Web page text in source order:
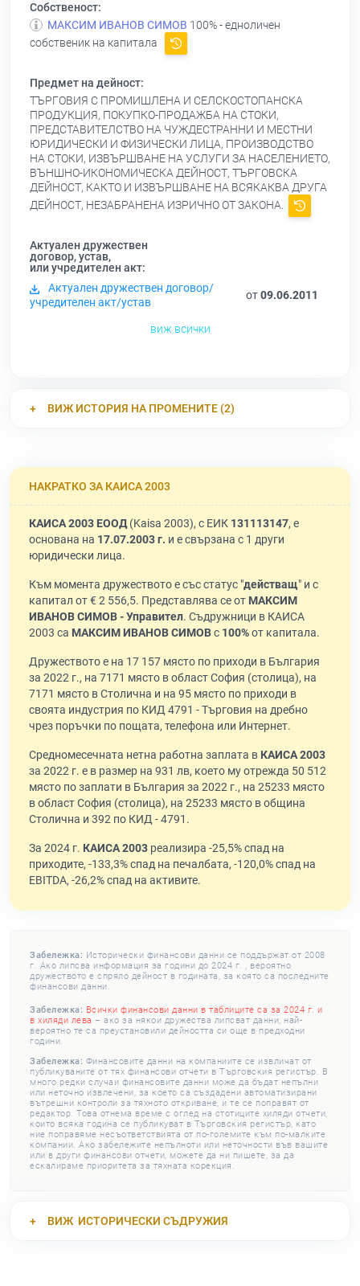
Собственост:
МАКСИМ ИВАНОВ СИМОВ 100% - едноличен
собственик на капитала
Предмет на дейност:
ТЪРГОВИЯ С ПРОМИШЛЕНА И СЕЛСКОСТОПАНСКА
ПРОДУКЦИЯ, ПОКУПКО-ПРОДАЖБА НА СТОКИ,
ПРЕДСТАВИТЕЛСТВО НА ЧУЖДЕСТРАННИ И МЕСТНИ
ЮРИДИЧЕСКИ И ФИЗИЧЕСКИ ЛИЦА, ПРОИЗВОДСТВО
НА СТОКИ, ИЗВЪРШВАНЕ НА УСЛУГИ ЗА НАСЕЛЕНИЕТО,
ВЪНШНО-ИКОНОМИЧЕСКА ДЕЙНОСТ, ТЪРГОВСКА
ДЕЙНОСТ, КАКТО И ИЗВЪРШВАНЕ НА ВСЯКАКВА ДРУГА
ДЕЙНОСТ, НЕЗАБРАНЕНА ИЗРИЧНО ОТ ЗАКОНА.
Актуален дружествен
договор, устав,
или учредителен акт:
Актуален дружествен договор/
учредителен акт/устав
от09.06.2011
виж всички
ВИЖ ИСТОРИЯ НА ПРОМЕНИТЕ (2)
НАКРАТКО ЗА КАИСА 2003
КАИСА 2003 ЕООД(Kaisa 2003), с ЕИК 131113147, е
основана на 17.07.2003 г. и е свързана с 1 други
юридически лица.
Към момента дружеството е със статус "действащ" и с
капитал от € 2 556,5. Представлява се от МАКСИМ
ИВАНОВ СИМОВ - Управител. Съдружници в КАИСА
2003 са МАКСИМ ИВАНОВ СИМОВс 100%от капитала.
Дружеството е на 17 157 място по приходи в България
за 2022 г., на 7171 място в област София (столица), на
7171 място в Столична и на 95 място по приходи в
своята индустрия по КИД 4791 - Търговия на дребно
чрез поръчки по пощата, телефона или Интернет.
Средномесечната нетна работна заплата в КАИСА 2003
за 2022 г. е в размер на 931 лв, което му отрежда 50 512
място по заплати в България за 2022 г., на 25233 място
в област София (столица), на 25233 място в община
Столична и 392 по КИД - 4791.
За 2024 г. КАИСА 2003 реализира -25,5% спад на
приходите, -133,3% спад на печалбата, -120,0% спад на
EBITDA, -26,2% спад на активите.
Забележка: Исторически финансови данни се поддържат от 2008
г. Ако липсва информация за години до 2024 г. , вероятно
дружеството е спряло дейност в годината, за която са последните
финансови данни.
Забележка: Всички финансови данни в таблиците са за 2024 г. и
в хиляди лева – ако за някои дружества липсват данни, най-
вероятно те са преустановили дейността си още в предходни
години.
Забележка: Финансовите данни на компаниите се извличат от
публикуваните от тях финансови отчети в Търговския регистър. В
много редки случаи финансовите данни може да бъдат непълни
или неточно извлечени, за което са създадени автоматизирани
вътрешни контроли за тяхното откриване, и те се поправят от
редактор. Това отнема време с оглед на стотиците хиляди отчети,
които всяка година се публикуват в Търговския регистър, като
ние поправяме несъответствията от по-големите към по-малките
компании. Ако забележите непълноти или неточности във вашите
или в други финансови отчети, можете да ни пишете, за да
ескалираме приоритета за тяхната корекция.
ВИЖ ИСТОРИЧЕСКИ СЪДРУЖИЯ